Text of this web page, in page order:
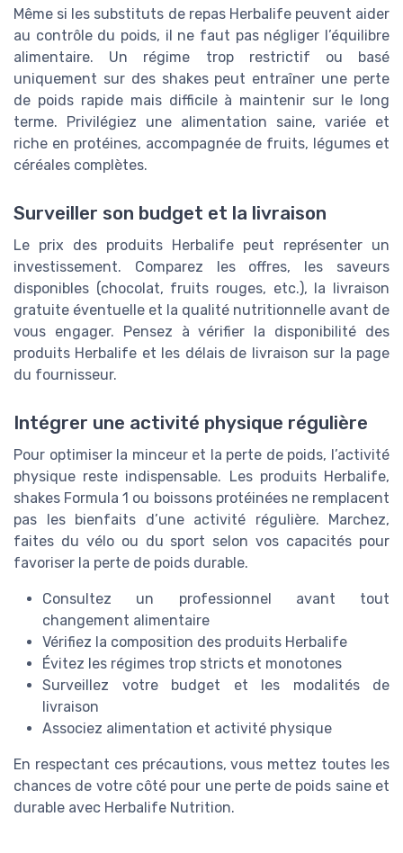
Même si les substituts de repas Herbalife peuvent aider
au contrôle du poids, il ne faut pas négliger l’équilibre
alimentaire. Un régime trop restrictif ou basé
uniquement sur des shakes peut entraîner une perte
de poids rapide mais difficile à maintenir sur le long
terme. Privilégiez une alimentation saine, variée et
riche en protéines, accompagnée de fruits, légumes et
céréales complètes.
Surveiller son budget et la livraison
Le prix des produits Herbalife peut représenter un
investissement. Comparez les offres, les saveurs
disponibles (chocolat, fruits rouges, etc.), la livraison
gratuite éventuelle et la qualité nutritionnelle avant de
vous engager. Pensez à vérifier la disponibilité des
produits Herbalife et les délais de livraison sur la page
du fournisseur.
Intégrer une activité physique régulière
Pour optimiser la minceur et la perte de poids, l’activité
physique reste indispensable. Les produits Herbalife,
shakes Formula 1 ou boissons protéinées ne remplacent
pas les bienfaits d’une activité régulière. Marchez,
faites du vélo ou du sport selon vos capacités pour
favoriser la perte de poids durable.
Consultez un professionnel avant tout
changement alimentaire
Vérifiez la composition des produits Herbalife
Évitez les régimes trop stricts et monotones
Surveillez votre budget et les modalités de
livraison
Associez alimentation et activité physique
En respectant ces précautions, vous mettez toutes les
chances de votre côté pour une perte de poids saine et
durable avec Herbalife Nutrition.